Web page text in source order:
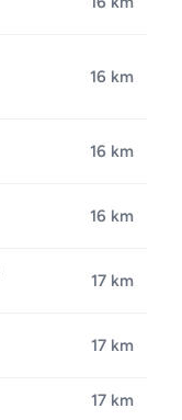
16 km
16 km
16 km
17 km
17 km
17 km